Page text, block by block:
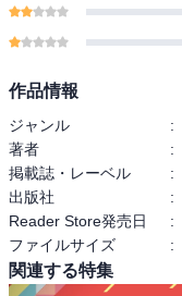
作品情報
ジャンル :
著者
:
掲載誌・レーベル
:
出版社
:
Reader Store発売日
:
ファイルサイズ
:
関連する特集